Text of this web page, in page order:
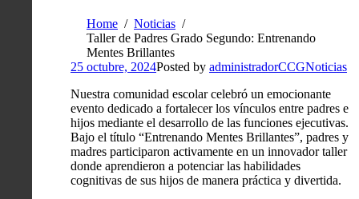
Home
Noticias
Taller de Padres Grado Segundo: Entrenando
Mentes Brillantes
25 octubre, 2024Posted by administradorCCGNoticias
Nuestra comunidad escolar celebró un emocionante
evento dedicado a fortalecer los vínculos entre padres e
hijos mediante el desarrollo de las funciones ejecutivas.
Bajo el título “Entrenando Mentes Brillantes”, padres y
madres participaron activamente en un innovador taller
donde aprendieron a potenciar las habilidades
cognitivas de sus hijos de manera práctica y divertida.